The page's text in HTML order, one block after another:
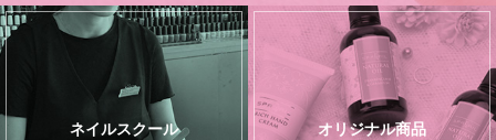
ネイルスクール オリジナル商品